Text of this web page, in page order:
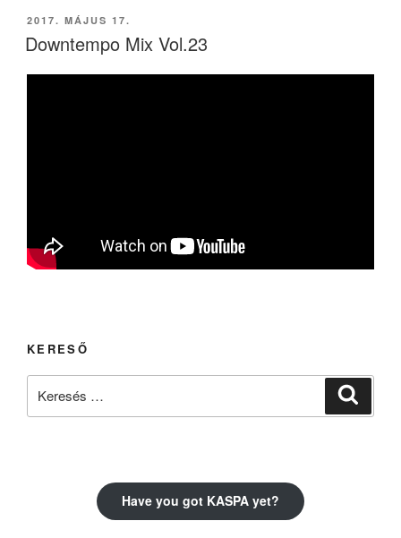
BEKÜLDVE:
2017. MÁJUS 17.
Downtempo Mix Vol.23
KERESŐ
Have you got KASPA yet?